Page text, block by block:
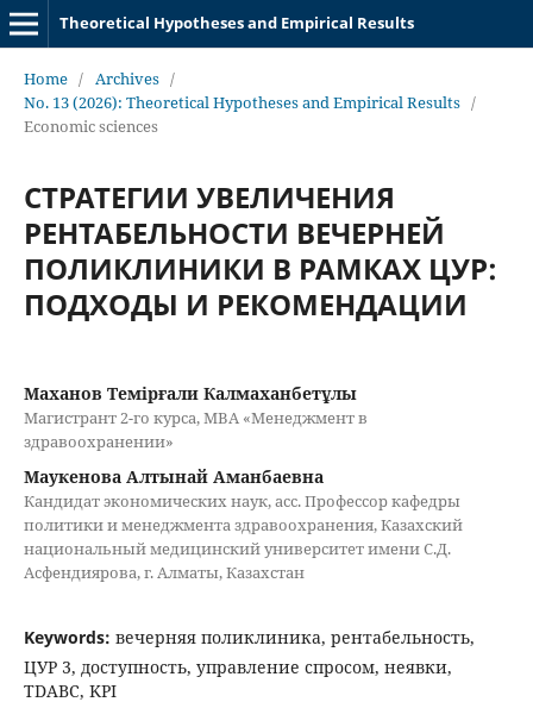
Theoretical Hypotheses and Empirical Results
Home / Archives /
No. 13 (2026): Theoretical Hypotheses and Empirical Results /
Economic sciences
СТРАТЕГИИ УВЕЛИЧЕНИЯ
РЕНТАБЕЛЬНОСТИ ВЕЧЕРНЕЙ
ПОЛИКЛИНИКИ В РАМКАХ ЦУР:
ПОДХОДЫ И РЕКОМЕНДАЦИИ
Маханов Темірғали Калмаханбетұлы
Магистрант 2-го курса, MBA «Менеджмент в
здравоохранении»
Маукенова Алтынай Аманбаевна
Кандидат экономических наук, асс. Профессор кафедры
политики и менеджмента здравоохранения, Казахский
национальный медицинский университет имени С.Д.
Асфендиярова, г. Алматы, Казахстан
Keywords: вечерняя поликлиника, рентабельность,
ЦУР 3, доступность, управление спросом, неявки,
TDABC, KPI